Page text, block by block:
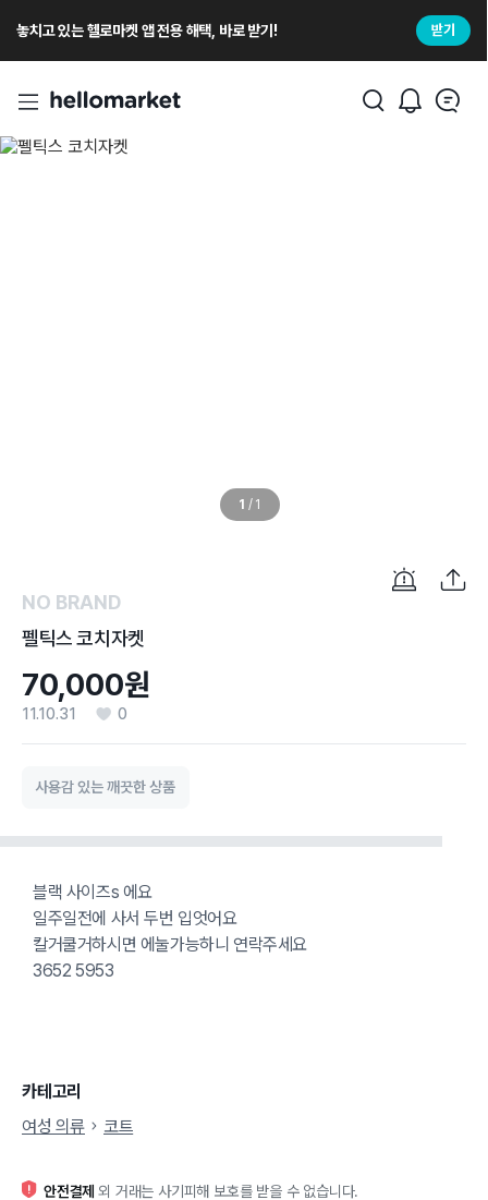
놓치고 있는 헬로마켓 앱 전용 해택, 바로 받기! 받기
1 / 1
NO BRAND
펠틱스 코치자켓
70,000원
11.10.31 0
사용감 있는 깨끗한 상품
블랙 사이즈s 에요
일주일전에 사서 두번 입엇어요
칼거쿨거하시면 에눌가능하니 연락주세요
3652 5953
카테고리
여성 의류
코트
안전결제 외 거래는 사기피해 보호를 받을 수 없습니다.